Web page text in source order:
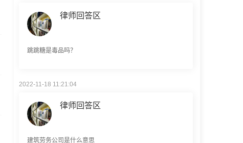
跳跳糖是毒品吗？
律师回答区
建筑劳务公司是什么意思